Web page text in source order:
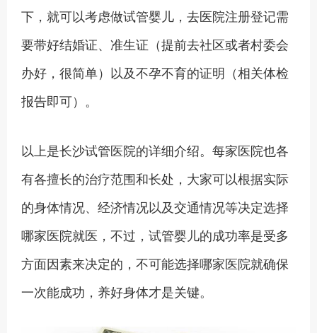
下，就可以考虑做试管婴儿，去医院注册登记需
要带好结婚证、准生证（提前去社区或者村委会
办好，很简单）以及不孕不育的证明（相关体检
报告即可）。
以上是长沙试管医院的详细介绍。每家医院也各
有各擅长的治疗范围和长处，大家可以根据实际
的身体情况、经济情况以及交通情况等决定选择
哪家医院就医，不过，试管婴儿的成功率是受多
方面因素来决定的，不可能选择哪家医院就确保
一次能成功，养好身体才是关键。